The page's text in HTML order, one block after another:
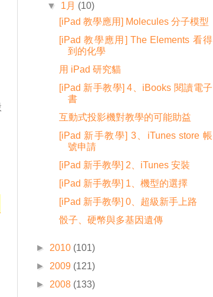
▼
1月 (10)
[iPad 教學應用] Molecules 分子模型
[iPad 教學應用] The Elements 看得
到的化學
用 iPad 研究貓
[iPad 新手教學] 4、iBooks 閱讀電子
書
互動式投影機對教學的可能助益
[iPad 新手教學] 3、iTunes store 帳
號申請
[iPad 新手教學] 2、iTunes 安裝
[iPad 新手教學] 1、機型的選擇
[iPad 新手教學] 0、超級新手上路
骰子、硬幣與多基因遺傳
► 2010 (101)
► 2009 (121)
► 2008 (133)